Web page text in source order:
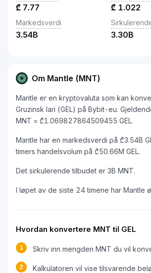
₾ 7.77 ₾ 1.022
Markedsverdi
3.54B 3.30B
Om Mantle (MNT)
Mantle er en kryptovaluta som kan
Gruzinsk lari (GEL) på Bybit-eu.
MNT = ₾1.069827864509455 GEL.
Mantle har en markedsverdi på ₾3.54B
timers handelsvolum på ₾50.66M GEL.
Det sirkulerende tilbudet er 3B MNT.
I løpet av de siste 24 timene har Mantle
Hvordan konvertere MNT til GEL
1 Skriv inn mengden MNT du vil
2 Kalkulatoren vil vise tilsvarende